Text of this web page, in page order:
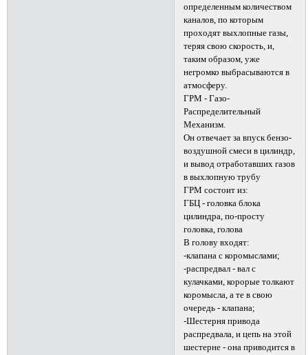
определенным количеством
каналов, по которым
проходят выхлопные газы,
теряя свою скорость, и,
таким образом, уже
негромко выбрасываются в
атмосферу.
ГРМ - Газо-
Распределительный
Механизм.
Он отвечает за впуск бензо-
воздушной смеси в цилиндр,
и вывод отработавших газов
в выхлопную трубу
ГРМ состоит из:
ГБЦ - головка блока
цилиндра, по-просту
головка, голова
В голову входят:
-клапана с коромыслами;
-распредвал - вал с
кулачками, корорые толкают
коромысла, а те в свою
очередь - клапана;
-Шестерня привода
распредвала, и цепь на этой
шестерне - она приводится в